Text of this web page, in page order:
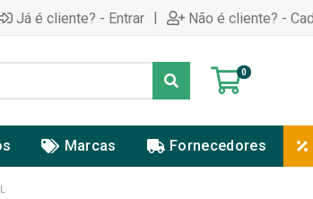
Já é cliente? - Entrar | Não é cliente? -
0
Marcas Fornecedores